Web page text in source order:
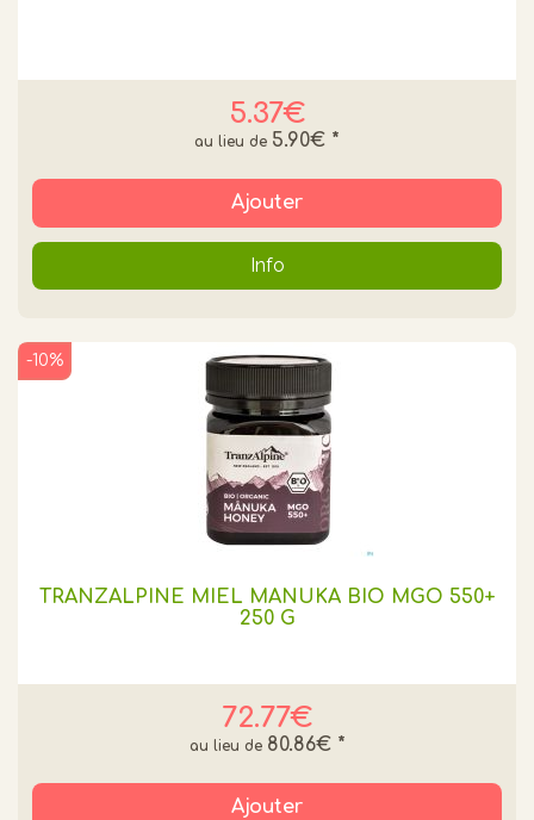
5.37€
5.90€ *
Ajouter
Info
TRANZALPINE MIEL MANUKA BIO MGO 550+
250 G
72.77€
-10%
80.86€ *
Ajouter